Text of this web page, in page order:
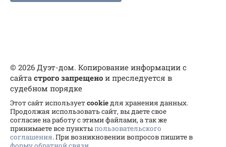
© 2026 Дуэт-дом. Копирование информации с
сайта строго запрещено и преследуется в
судебном порядке
Этот сайт используетcookieдля хранения данных.
Продолжая использовать сайт, вы даете свое
согласие на работу с этими файлами, а так же
принимаете все пунктыпользовательского
соглашения. При возникновении вопросов пишите в